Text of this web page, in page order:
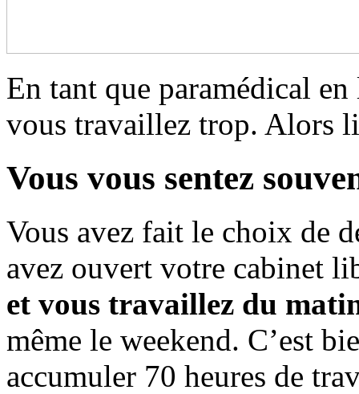
En tant que paramédical
vous travaillez trop. Alors
Vous vous sentez
Vous avez fait le choix de
avez ouvert votre cabinet
et vous travaillez du
même le weekend. C’est
accumuler 70 heures de